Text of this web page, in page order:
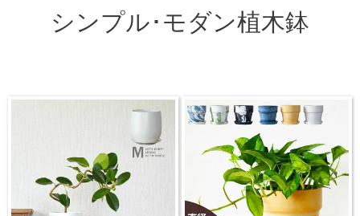
シンプル･モダン植木鉢